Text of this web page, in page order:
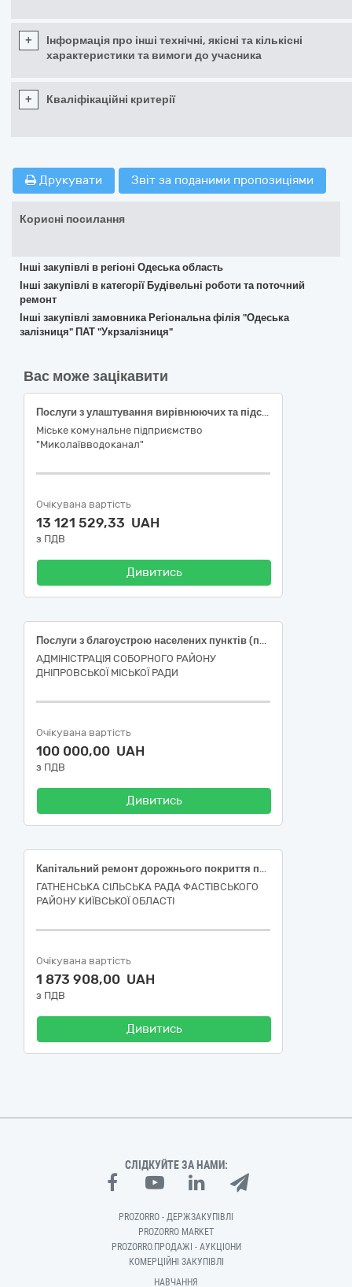
+
Інформація про інші технічні, якісні та кількісні
характеристики та вимоги до учасника
+ Кваліфікаційні критерії
Друкувати Звіт за поданими пропозиціями
Корисні посилання
Інші закупівлі в регіоні Одеська область
Інші закупівлі в категорії Будівельні роботи та поточний
ремонт
Інші закупівлі замовника Регіональна філія "Одеська
залізниця" ПАТ "Укрзалізниця"
Вас може зацікавити
Послуги з улаштування вирівнюючих та підстильних шарів основи та улаштування асфальтобетонного покриття доріг (проїжджої частини вулиць, внутрішньоквартальних проїздів та тротуарів) у місцях завершеного ремонту на мережах (комунікаціях) на вулицях м. Миколаєва (за ДК 021:2015-45230000-8 Будівництво трубопроводів, ліній зв'язку та електропередач, шосе, доріг, аеродромів і залізничних доріг; вирівнювання поверхонь)
Міське комунальне підприємство
"Миколаївводоканал"
Очікувана вартість
13 121 529,33 UAH
з ПДВ
Дивитись
Послуги з благоустрою населених пунктів (послуги з облаштування пішохідної доріжки вздовж торця будинку біля під’їзду №1 на прибудинковій території житлового будинку за адресою: м. Дніпро, просп. Героїв, буд. 35, під’їзд 1)
АДМІНІСТРАЦІЯ СОБОРНОГО РАЙОНУ
ДНІПРОВСЬКОЇ МІСЬКОЇ РАДИ
Очікувана вартість
100 000,00 UAH
з ПДВ
Дивитись
Капітальний ремонт дорожнього покриття проїзної частини по вул. Зоряна від вул. Курганна до вул. Чумацька с. Гатне Фастівського району Київської області
ГАТНЕНСЬКА СІЛЬСЬКА РАДА ФАСТІВСЬКОГО
РАЙОНУ КИЇВСЬКОЇ ОБЛАСТІ
Очікувана вартість
1 873 908,00 UAH
з ПДВ
Дивитись
СЛІДКУЙТЕ ЗА НАМИ:
PROZORRO - ДЕРЖЗАКУПІВЛІ
PROZORRO MARKET
PROZORRO.ПРОДАЖІ - АУКЦІОНИ
КОМЕРЦІЙНІ ЗАКУПІВЛІ
НАВЧАННЯ